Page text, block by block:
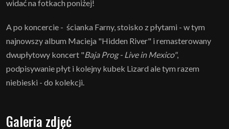
widać na fotkach poniżej!
A po koncercie - ścianka Farny, stoisko z płytami - w tym
najnowszy album Macieja "Hidden River" i remasterowany
dwupłytowy koncert "Baja Prog - Live in Mexico",
podpisywanie płyt i kolejny kubek Lizard ale tym razem
niebieski - do kolekcji.
Galeria zdjęć